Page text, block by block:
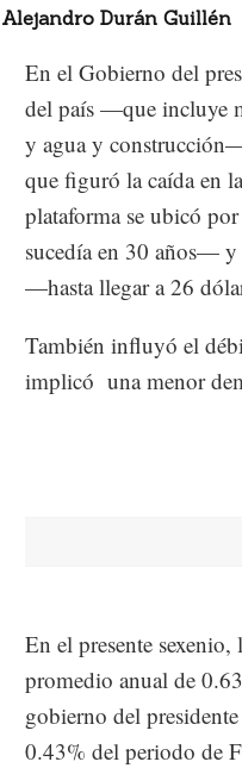
Alejandro Durán Guillén
En el Gobierno del
del país —que incluye
y agua y
que figuró la caída en
plataforma se ubicó
sucedía en 30 años— y
—hasta llegar a 26
También influyó el
implicó una menor
En el presente
promedio anual de
gobierno del
0.43% del periodo de